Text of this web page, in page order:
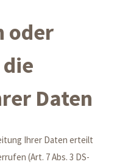
oder
Daten
Ihrer Daten erteilt
(Art. 7 Abs. 3 DS-